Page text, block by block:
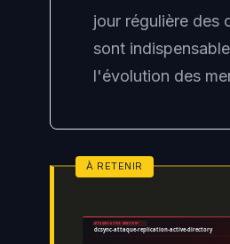
jour régulière des
sont
l'évolution des
ATTAQUES ACTIVE DIRECTORY
dcsync-attaque-replication-active-directory